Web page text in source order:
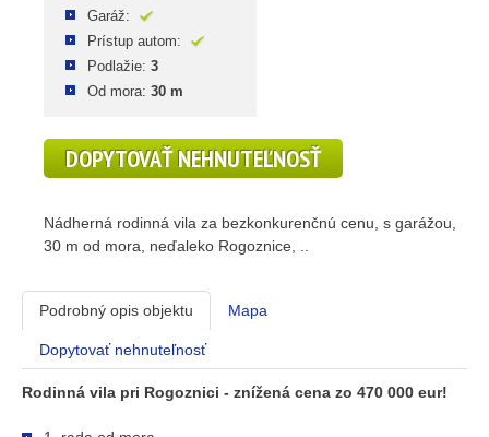
Garáž:
Prístup autom:
Podlažie: 3
Od mora: 30 m
DOPYTOVAŤ NEHNUTEĽNOSŤ
Nádherná rodinná vila za bezkonkurenčnú cenu, s garážou,
30 m od mora, neďaleko Rogoznice, ..
Podrobný opis objektu Mapa
Dopytovať nehnuteľnosť
Rodinná vila pri Rogoznici - znížená cena zo 470 000 eur!